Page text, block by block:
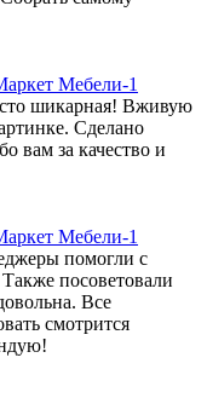
Мебели-1
шикарная! Вживую
Сделано
вам за качество и
Мебели-1
помогли с
посоветовали
Все
смотрится